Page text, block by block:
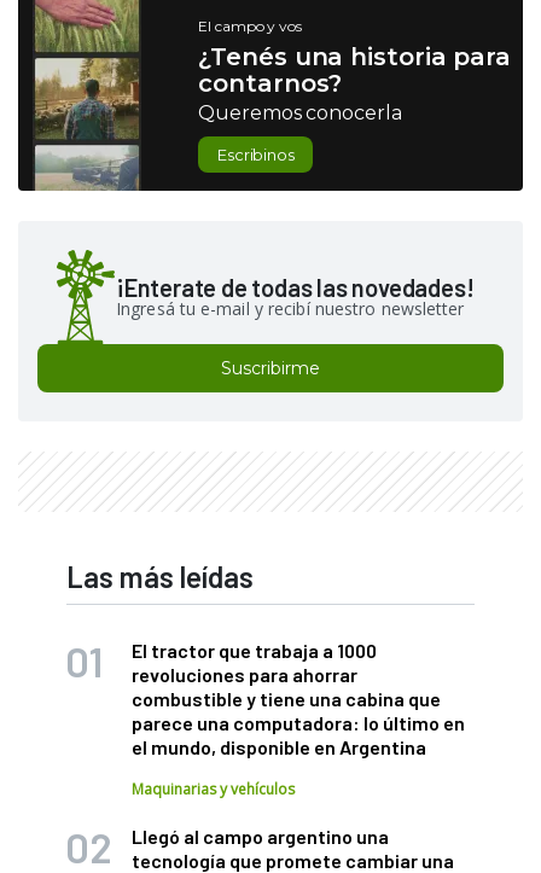
El campo y vos
¿Tenés una historia para
contarnos?
Queremos conocerla
Escribinos
¡Enterate de todas las novedades!
Ingresá tu e-mail y recibí nuestro newsletter
Suscribirme
Las más leídas
El tractor que trabaja a 1000
revoluciones para ahorrar
combustible y tiene una cabina que
parece una computadora: lo último en
el mundo, disponible en Argentina
Maquinarias y vehículos
Llegó al campo argentino una
tecnología que promete cambiar una